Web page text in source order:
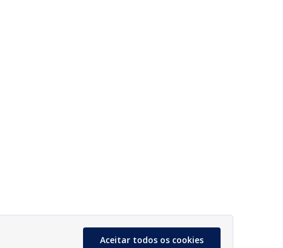
Aceitar todos os cookies